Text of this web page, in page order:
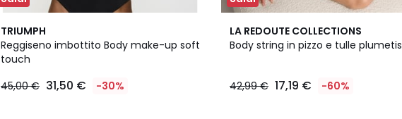
TRIUMPH
Reggiseno imbottito Body make-up soft
touch
45,00 € 31,50 € -30%
4,6
/ 5
2
Colori
LA REDOUTE COLLECTIONS
Body string in pizzo e tulle plumetis
42,99 € 17,19 € -60%
4
/